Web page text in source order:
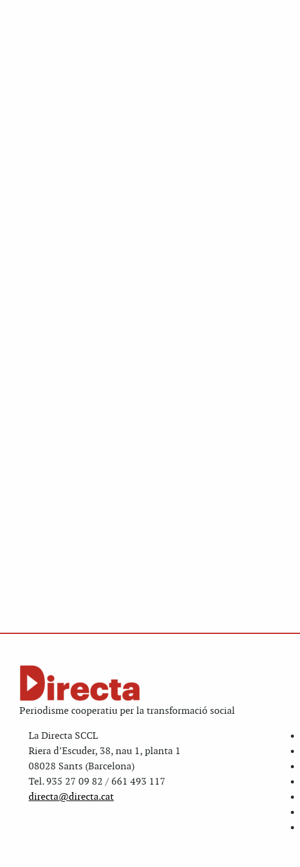
Periodisme cooperatiu per la transformació social
La Directa SCCL
Riera d’Escuder, 38, nau 1, planta 1
08028 Sants (Barcelona)
Tel. 935 27 09 82 / 661 493 117
directa@directa.cat